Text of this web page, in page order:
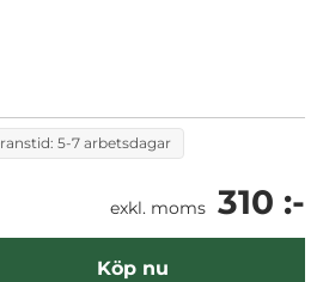
rullbanor. Dess släta insida
5-7 arbetsdagar
exkl. moms 310 :-
Köp nu